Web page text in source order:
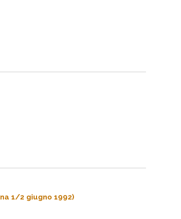
1/2 giugno 1992)